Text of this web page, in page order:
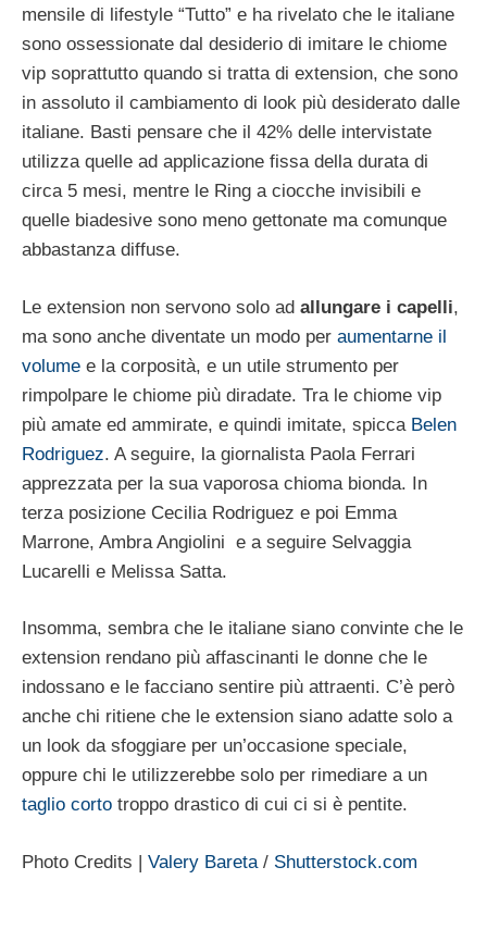
mensile di lifestyle “Tutto” e ha rivelato che le italiane
sono ossessionate dal desiderio di imitare le chiome
vip soprattutto quando si tratta di extension, che sono
in assoluto il cambiamento di look più desiderato dalle
italiane. Basti pensare che il 42% delle intervistate
utilizza quelle ad applicazione fissa della durata di
circa 5 mesi, mentre le Ring a ciocche invisibili e
quelle biadesive sono meno gettonate ma comunque
abbastanza diffuse.
Le extension non servono solo ad allungare i capelli,
ma sono anche diventate un modo per aumentarne il
volume e la corposità, e un utile strumento per
rimpolpare le chiome più diradate. Tra le chiome vip
più amate ed ammirate, e quindi imitate, spicca Belen
Rodriguez. A seguire, la giornalista Paola Ferrari
apprezzata per la sua vaporosa chioma bionda. In
terza posizione Cecilia Rodriguez e poi Emma
Marrone, Ambra Angiolini e a seguire Selvaggia
Lucarelli e Melissa Satta.
Insomma, sembra che le italiane siano convinte che le
extension rendano più affascinanti le donne che le
indossano e le facciano sentire più attraenti. C’è però
anche chi ritiene che le extension siano adatte solo a
un look da sfoggiare per un’occasione speciale,
oppure chi le utilizzerebbe solo per rimediare a un
taglio corto troppo drastico di cui ci si è pentite.
Photo Credits | Valery Bareta / Shutterstock.com